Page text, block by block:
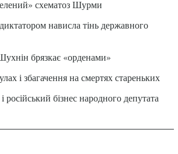
схематоз Шурми
нависла тінь державного
брязкає «орденами»
і збагачення на смертях стареньких
бізнес народного депутата